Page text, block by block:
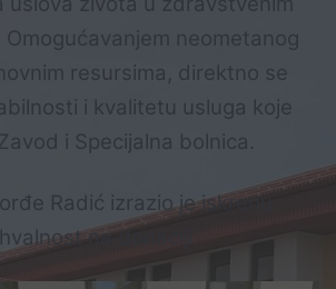
neometanog
resursima, direktno se
i kvalitetu usluga koje
i Specijalna bolnica.
Radić izrazio je iskrenu
na donaciji.